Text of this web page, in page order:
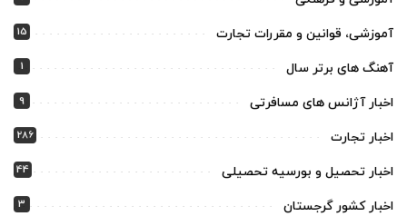
آموزشی، قوانین و مقررات تجارت 15
آهنگ های برتر سال 1
اخبار آژانس های مسافرتی 9
اخبار تجارت 286
اخبار تحصیل و بورسیه تحصیلی 44
اخبار کشور گرجستان 3